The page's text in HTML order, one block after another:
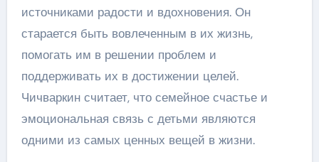
источниками радости и вдохновения. Он
старается быть вовлеченным в их жизнь,
помогать им в решении проблем и
поддерживать их в достижении целей.
Чичваркин считает, что семейное счастье и
эмоциональная связь с детьми являются
одними из самых ценных вещей в жизни.